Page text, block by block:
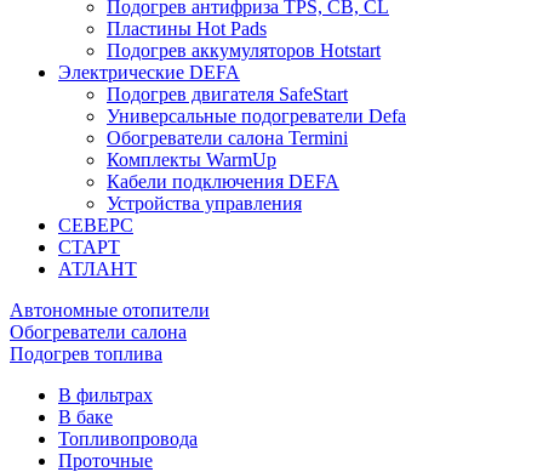
Подогрев антифриза TPS, CB, CL
Пластины Hot Pads
Подогрев аккумуляторов Hotstart
Электрические DEFA
Подогрев двигателя SafeStart
Универсальные подогреватели Defa
Обогреватели салона Termini
Комплекты WarmUp
Кабели подключения DEFA
Устройства управления
СЕВЕРС
СТАРТ
АТЛАНТ
Автономные отопители
Обогреватели салона
Подогрев топлива
В фильтрах
В баке
Топливопровода
Проточные